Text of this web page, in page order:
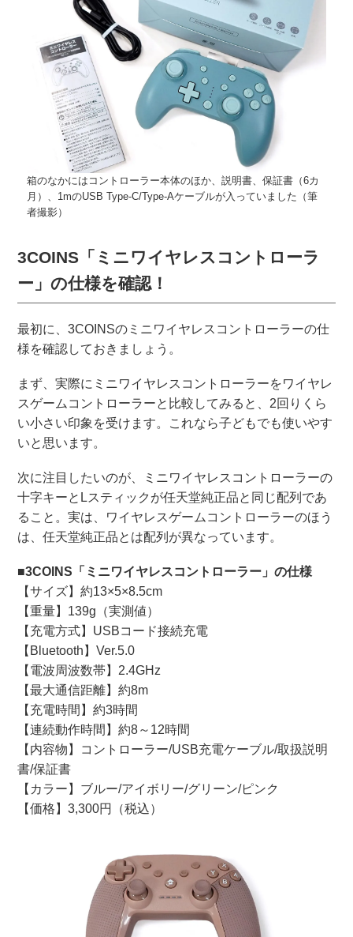
箱のなかにはコントローラー本体のほか、説明書、保証書（6カ
月）、1mのUSB Type-C/Type-Aケーブルが入っていました（筆
者撮影）
3COINS「ミニワイヤレスコントローラ
ー」の仕様を確認！
最初に、3COINSのミニワイヤレスコントローラーの仕
様を確認しておきましょう。
まず、実際にミニワイヤレスコントローラーをワイヤレ
スゲームコントローラーと比較してみると、2回りくら
い小さい印象を受けます。これなら子どもでも使いやす
いと思います。
次に注目したいのが、ミニワイヤレスコントローラーの
十字キーとLスティックが任天堂純正品と同じ配列であ
ること。実は、ワイヤレスゲームコントローラーのほう
は、任天堂純正品とは配列が異なっています。
■3COINS「ミニワイヤレスコントローラー」の仕様
【サイズ】約13×5×8.5cm
【重量】139g（実測値）
【充電方式】USBコード接続充電
【Bluetooth】Ver.5.0
【電波周波数帯】2.4GHz
【最大通信距離】約8m
【充電時間】約3時間
【連続動作時間】約8～12時間
【内容物】コントローラー/USB充電ケーブル/取扱説明
書/保証書
【カラー】ブルー/アイボリー/グリーン/ピンク
【価格】3,300円（税込）